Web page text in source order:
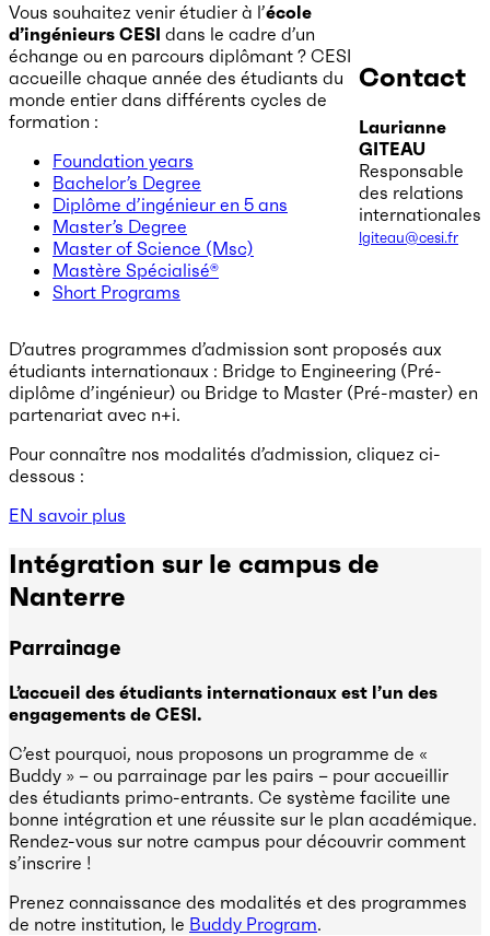
Vous souhaitez venir étudier à l’école
d’ingénieurs CESI dans le cadre d’un
échange ou en parcours diplômant ? CESI
accueille chaque année des étudiants du
monde entier dans différents cycles de
formation :
Foundation years
Bachelor’s Degree
Diplôme d’ingénieur en 5 ans
Master’s Degree
Master of Science (Msc)
Mastère Spécialisé®
Short Programs
Contact
Laurianne
GITEAU
Responsable
des relations
internationales
lgiteau@cesi.fr
D’autres programmes d’admission sont proposés aux
étudiants internationaux : Bridge to Engineering (Pré-
diplôme d’ingénieur) ou Bridge to Master (Pré-master) en
partenariat avec n+i.
Pour connaître nos modalités d’admission, cliquez ci-
dessous :
EN savoir plus
Intégration sur le campus de
Nanterre
Parrainage
L’accueil des étudiants internationaux est l’un des
engagements de CESI.
C’est pourquoi, nous proposons un programme de «
Buddy » – ou parrainage par les pairs – pour accueillir
des étudiants primo-entrants. Ce système facilite une
bonne intégration et une réussite sur le plan académique.
Rendez-vous sur notre campus pour découvrir comment
s’inscrire !
Prenez connaissance des modalités et des programmes
de notre institution, le Buddy Program.